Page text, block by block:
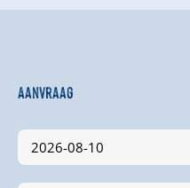
Aanvraag